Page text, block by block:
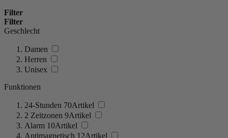
Filter
Filter
Geschlecht
Damen
Herren
Unisex
Funktionen
24-Stunden 70Artikel
2 Zeitzonen 9Artikel
Alarm 10Artikel
Antimagnetisch 12Artikel